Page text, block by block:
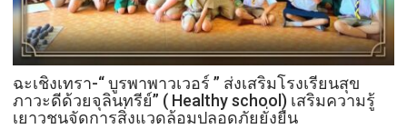
ฉะเชิงเทรา-​“ บูรพาพาวเวอร์ ” ส่งเสริมโรงเรียนสุข
ภาวะดีด้วยจุลินทรีย์” ( Healthy school) เสริมความรู้
เยาวชนจัดการสิ่งแวดล้อมปลอดภัยยั่งยืน